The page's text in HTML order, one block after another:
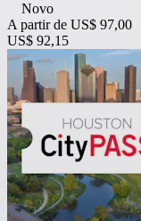
Novo
A partir de US$ 97,00
US$ 92,15